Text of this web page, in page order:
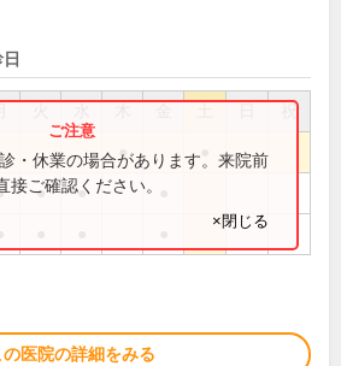
祝
●
● ●
・休業の場合があります。来院前
接ご確認ください。
×閉じる
の医院の詳細をみる